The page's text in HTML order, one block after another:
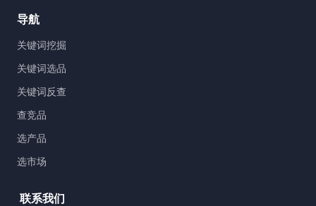
导航
关键词挖掘
关键词选品
关键词反查
查竞品
选产品
选市场
联系我们